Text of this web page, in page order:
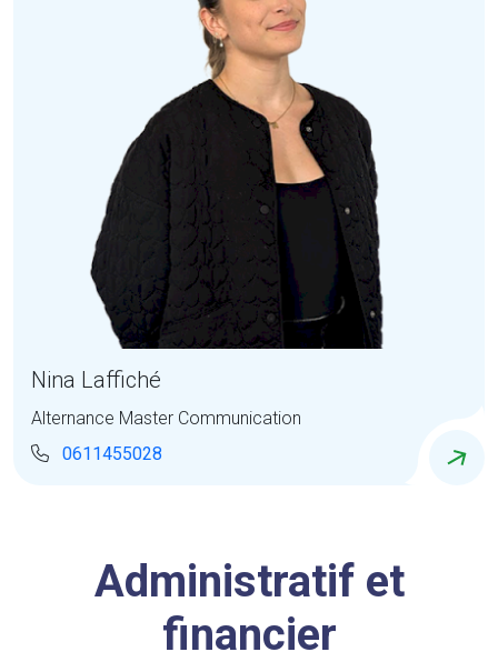
Nina Laffiché
Alternance Master Communication
0611455028
Administratif et
financier